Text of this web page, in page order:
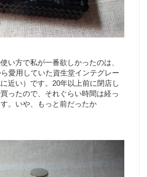
い方で私が一番欲しかったのは、
愛用していた資生堂インテグレー
近い）です。20年以上前に閉店し
ったので、それぐらい時間は経っ
。いや、もっと前だったか